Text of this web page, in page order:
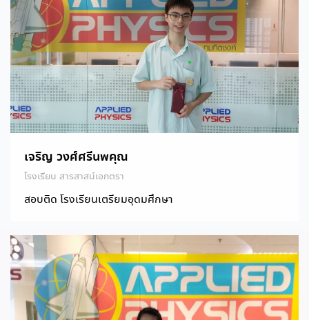
เจริญ วงศ์ศรีนพคุณ
โรงเรียน สารสาสน์เอกตรา
สอบติด โรงเรียนเตรียมอุดมศึกษา